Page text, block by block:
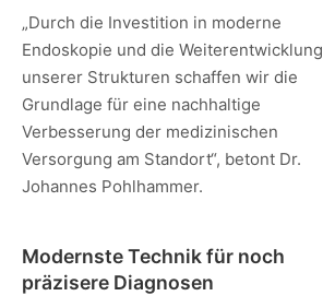
„Durch die Investition in moderne
Endoskopie und die Weiterentwicklung
unserer Strukturen schaffen wir die
Grundlage für eine nachhaltige
Verbesserung der medizinischen
Versorgung am Standort“, betont Dr.
Johannes Pohlhammer.
Modernste Technik für noch
präzisere Diagnosen